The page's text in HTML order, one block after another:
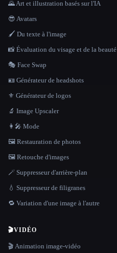
🌄 Art et illustration basés sur l'IA
😎 Avatars
🖌️ Du texte à l'image
📸 Évaluation du visage et de la beauté
🎭 Face Swap
🪪 Générateur de headshots
⚜️ Générateur de logos
🔬 Image Upscaler
👩‍🎤 Mode
🖼️ Restauration de photos
🖼️ Retouche d'images
🪄 Suppresseur d'arrière-plan
💧 Suppresseur de filigranes
🔁 Variation d'une image à l'autre
🎬VIDÉO
🎬 Animation image-vidéo